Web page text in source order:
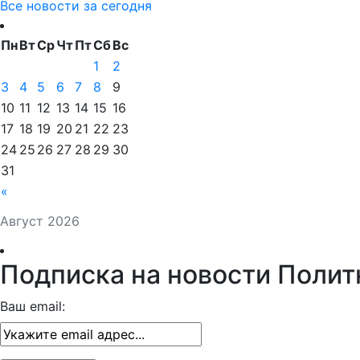
Все новости за сегодня
Август 2026
ПнВтСрЧтПтСбВс
«
1
2
3
4 5 6 7 8
9
10 11 12 13 14 15 16
17 18 19 20 21 22 23
24 25 26 27 28 29 30
31
Подписка на новости
Ваш email: